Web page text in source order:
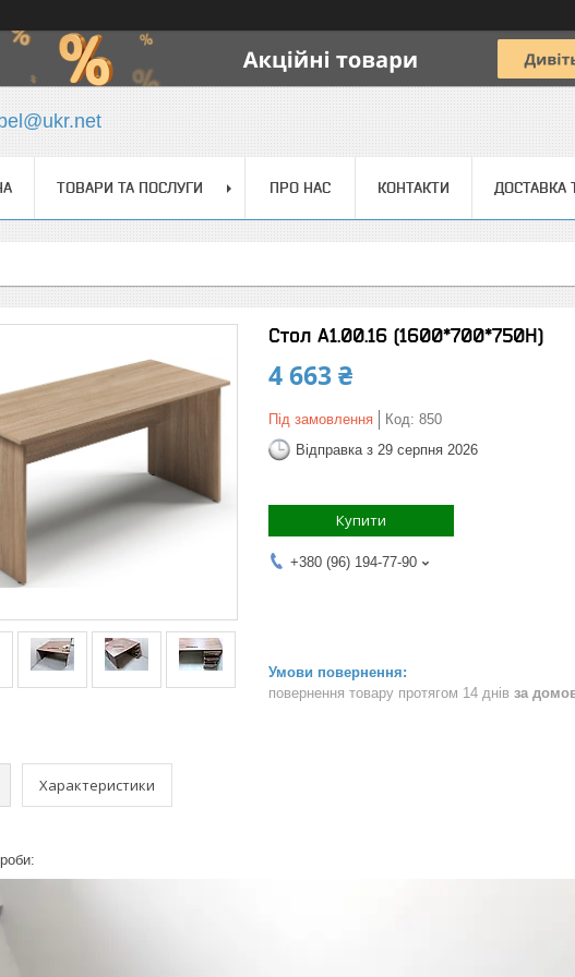
ТОВАРИ ТА ПОСЛУГИ ПРО НАС КОНТАКТИ ДОСТАВКА
Стол А1.00.16 (1600*700*750H)
4 663 ₴
Під замовлення Код: 850
Відправка з 29 серпня 2026
Купити
+380 (96) 194-77-90
повернення товару протягом 14 днів за
Характеристики